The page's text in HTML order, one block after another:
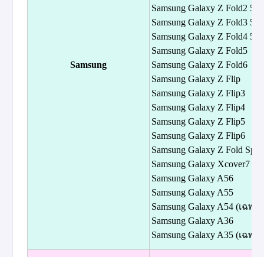
Samsung
Samsung Galaxy Z Fold2 5G
Samsung Galaxy Z Fold3 5G
Samsung Galaxy Z Fold4 5G
Samsung Galaxy Z Fold5
Samsung Galaxy Z Fold6
Samsung Galaxy Z Flip
Samsung Galaxy Z Flip3
Samsung Galaxy Z Flip4
Samsung Galaxy Z Flip5
Samsung Galaxy Z Flip6
Samsung Galaxy Z Fold
Samsung Galaxy Xcover7
Samsung Galaxy A56
Samsung Galaxy A55
Samsung Galaxy A54 (เฉ
Samsung Galaxy A36
Samsung Galaxy A35 (เฉ